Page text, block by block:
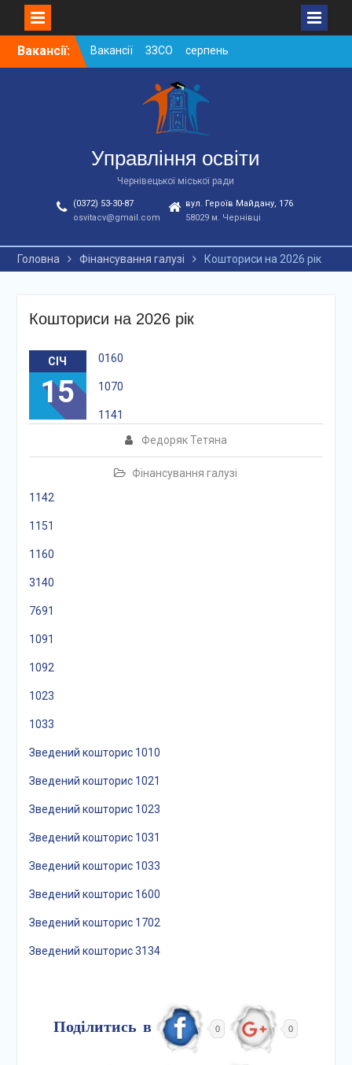
SkipВакансії:
Вакансії ЗЗСО серпень
2026
Вакансії ЗЗСО червень
Вакансії у ЗДО та
дошкільних підрозділах
ЗЗСО станом на
01.08.2026 р.
Управління освіти
Чернівецької міської ради
(0372) 53-30-87
osvitacv@gmail.com
вул. Героїв Майдану, 176
58029 м. Чернівці
Головна Фінансування галузі Кошториси на 2026 рік
Кошториси на 2026 рік
СІЧ
15
Федоряк Тетяна
Фінансування галузі
0160
1070
1141
1142
1151
1160
3140
7691
1091
1092
1023
1033
Зведений кошторис 1010
Зведений кошторис 1021
Зведений кошторис 1023
Зведений кошторис 1031
Зведений кошторис 1033
Зведений кошторис 1600
Зведений кошторис 1702
Зведений кошторис 3134
Поділитись в 0 0